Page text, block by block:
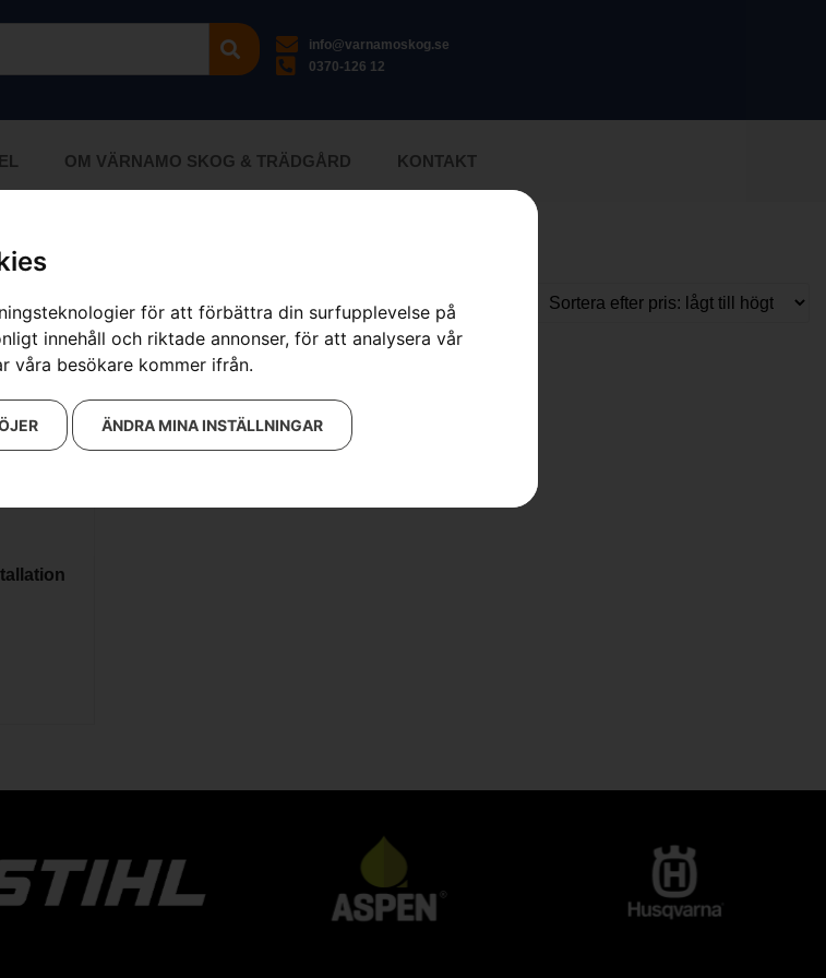
för att förbättra din surfupplevelse på
innehåll och riktade annonser, för att analysera vår
besökare kommer ifrån.
ÄNDRA MINA INSTÄLLNINGAR
info@varnamoskog.se
0370-126 12
OM VÄRNAMO SKOG & TRÄDGÅRD KONTAKT